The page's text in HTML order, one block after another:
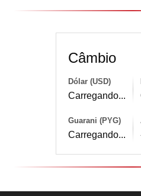
Câmbio
Dólar (USD)
Carregando...
Guarani (PYG)
Carregando...